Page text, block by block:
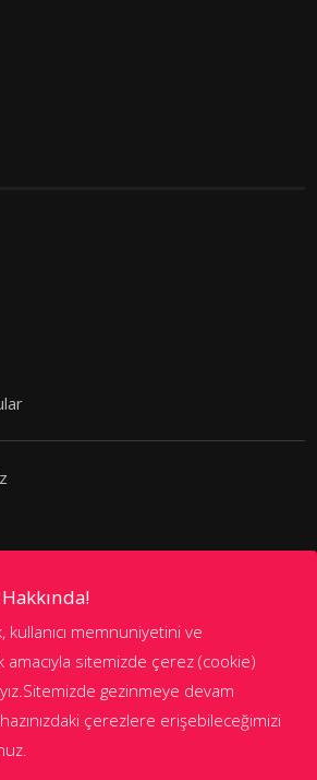
kullanıcı memnuniyetini ve
amacıyla sitemizde çerez (cookie)
gezinmeye devam
çerezlere erişebileceğimizi